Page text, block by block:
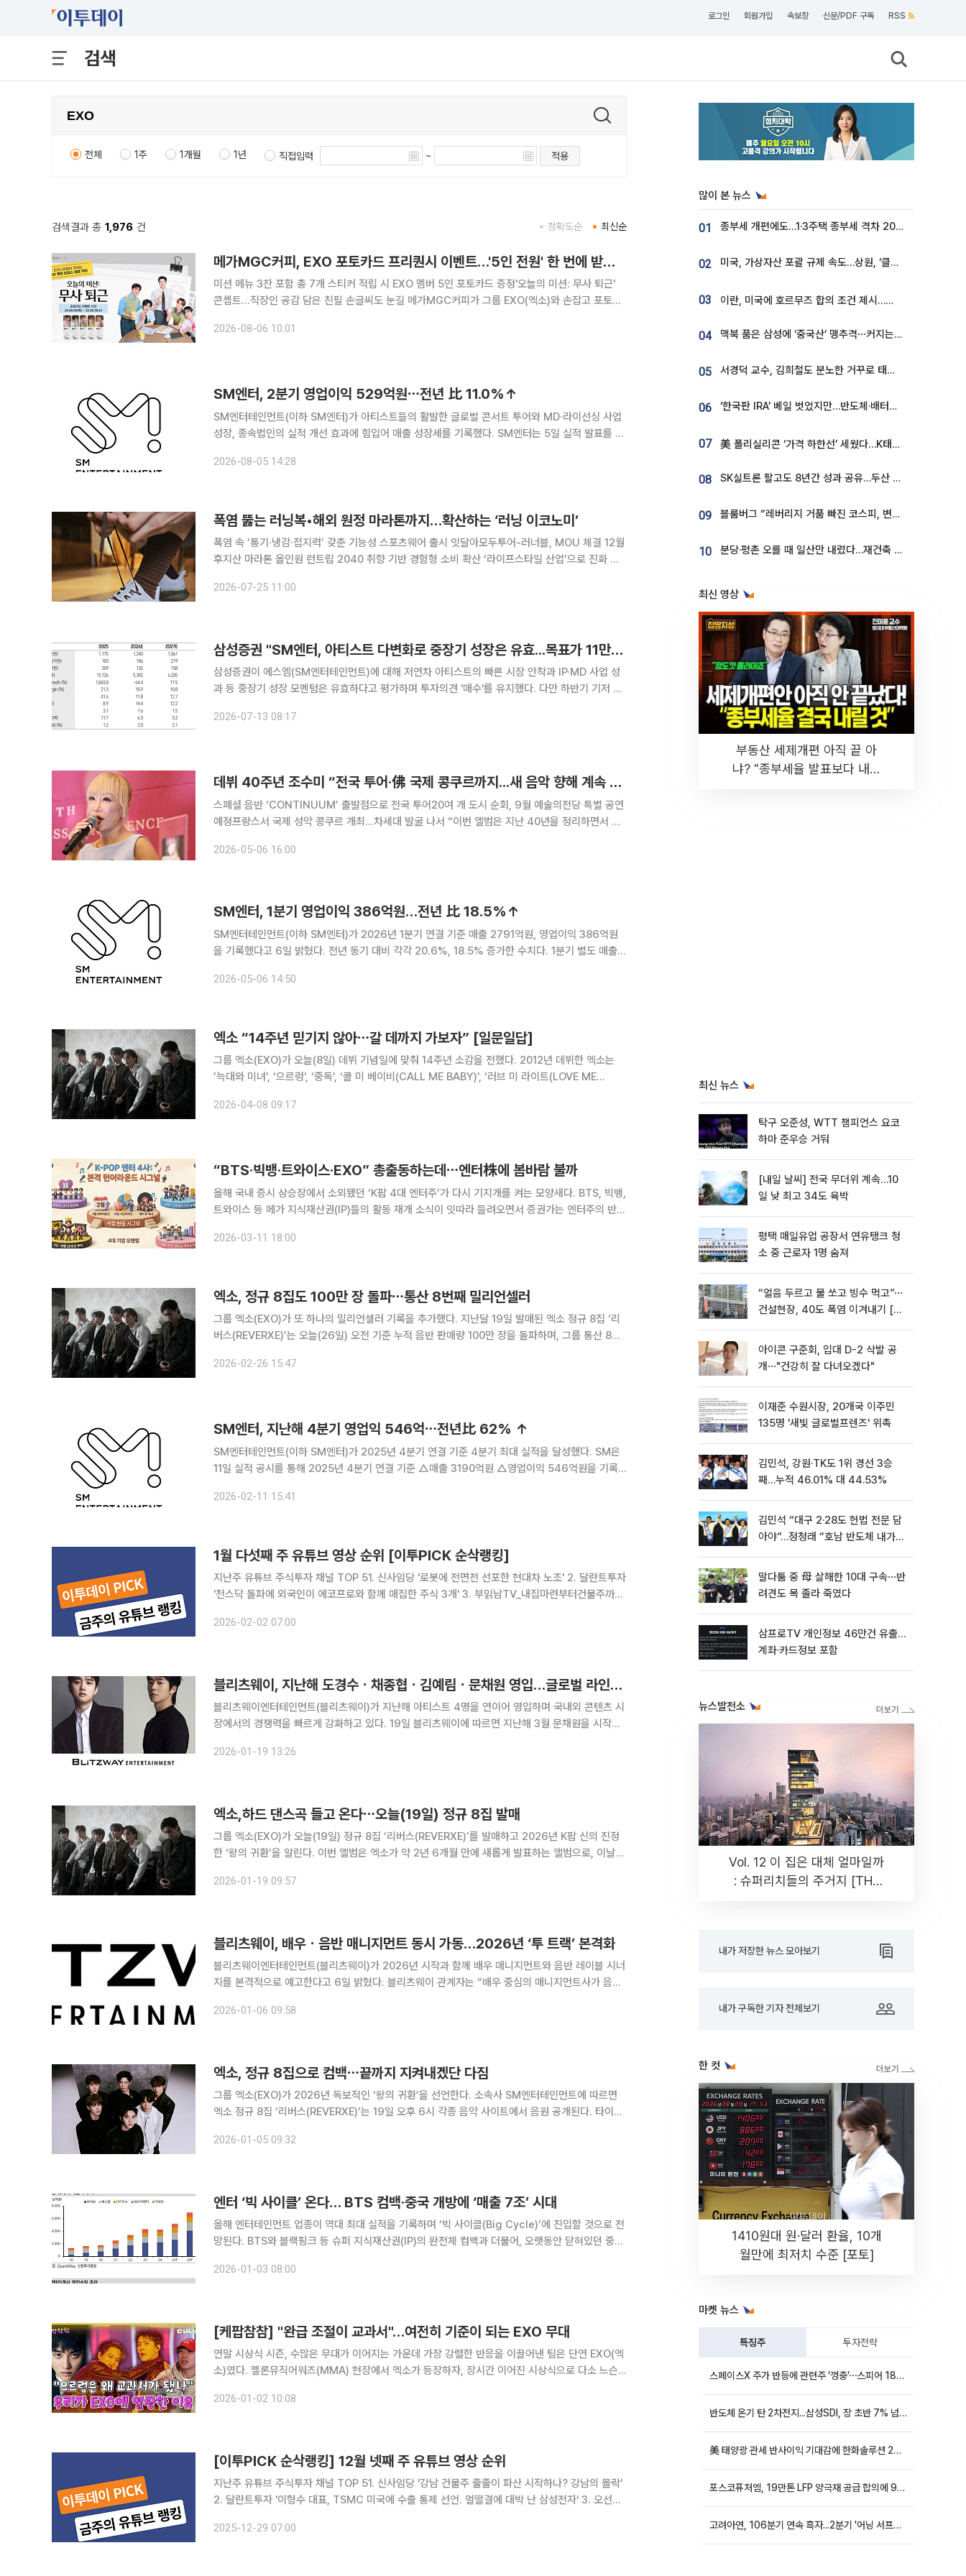
로그인 회원가입 속보창 신문/PDF 구독 RSS
검색
전체 1주 1개월 1년 직접입력 ~ 적용
검색결과 총 1,976 건 최신순
정확도순
메가MGC커피, EXO 포토카드 프리퀀시 이벤트…'5인 전원' 한 번에 받는다
미션 메뉴 3잔 포함 총 7개 스티커 적립 시 EXO 멤버 5인 포토카드 증정'오늘의 미션: 무사 퇴근'
콘셉트…직장인 공감 담은 친필 손글씨도 눈길 메가MGC커피가 그룹 EXO(엑소)와 손잡고 포토카
션: 무사 퇴근' 포토카드 프리퀀시 이벤트를 진행한다고 밝
2026-08-06 10:01
SM엔터, 2분기 영업이익 529억원⋯전년 比 11.0%↑
SM엔터테인먼트(이하 SM엔터)가 아티스트들의 활발한 글로벌 콘서트 투어와 MD·라이선싱 사업
성장, 종속법인의 실적 개선 효과에 힘입어 매출 성장세를 기록했다. SM엔터는 5일 실적 발표를 통
2026-08-05 14:28
폭염 뚫는 러닝복•해외 원정 마라톤까지…확산하는 ‘러닝 이코노미’
폭염 속 ‘통기·냉감·접지력’ 갖춘 기능성 스포츠웨어 출시 잇달아모두투어-러너블, MOU 체결 12월
후지산 마라톤 올인원 런트립 2040 취향 기반 경험형 소비 확산 ‘라이프스타일 산업’으로 진화 국
다. 스포츠 브랜드는 폭염에 특화된 기능성 의류와 러닝화를
2026-07-25 11:00
삼성증권 "SM엔터, 아티스트 다변화로 중장기 성장은 유효...목표가 11만4000원 ↓"
삼성증권이 에스엠(SM엔터테인먼트)에 대해 저연차 아티스트의 빠른 시장 안착과 IP·MD 사업 성
과 등 중장기 성장 모멘텀은 유효하다고 평가하며 투자의견 '매수'를 유지했다. 다만 하반기 기저 부
다. 13일 최민하 삼성증권 연구원은 "2분기에는 NCT WIS
2026-07-13 08:17
데뷔 40주년 조수미 “전국 투어·佛 국제 콩쿠르까지...새 음악 향해 계속 도전하고 파”[현장]
스페셜 음반 ‘CONTINUUM’ 출발점으로 전국 투어20여 개 도시 순회, 9월 예술의전당 특별 공연
예정프랑스서 국제 성악 콩쿠르 개최…차세대 발굴 나서 “이번 앨범은 지난 40년을 정리하면서 동
회에서 “40년이라는 세월을 돌아보면서 저 자신에게 ‘정
2026-05-06 16:00
SM엔터, 1분기 영업이익 386억원…전년 比 18.5%↑
SM엔터테인먼트(이하 SM엔터)가 2026년 1분기 연결 기준 매출 2791억원, 영업이익 386억원
을 기록했다고 6일 밝혔다. 전년 동기 대비 각각 20.6%, 18.5% 증가한 수치다. 1분기 별도 매출은
라이선싱 매출은 20.3% 증가했다.
2026-05-06 14:50
엑소 “14주년 믿기지 않아⋯갈 데까지 가보자” [일문일답]
그룹 엑소(EXO)가 오늘(8일) 데뷔 기념일에 맞춰 14주년 소감을 전했다. 2012년 데뷔한 엑소는
‘늑대와 미녀’, ‘으르렁’, ‘중독’, ‘콜 미 베이비(CALL ME BABY)’, ‘러브 미 라이트(LOVE ME
께
2026-04-08 09:17
“BTS·빅뱅·트와이스·EXO” 총출동하는데⋯엔터株에 봄바람 불까
올해 국내 증시 상승장에서 소외됐던 ‘K팝 4대 엔터주’가 다시 기지개를 켜는 모양새다. BTS, 빅뱅,
트와이스 등 메가 지식재산권(IP)들의 활동 재개 소식이 잇따라 들려오면서 증권가는 엔터주의 반등
발표하면서 전 거래일 대비 3.35% 상승 마감했다.
2026-03-11 18:00
엑소, 정규 8집도 100만 장 돌파⋯통산 8번째 밀리언셀러
그룹 엑소(EXO)가 또 하나의 밀리언셀러 기록을 추가했다. 지난달 19일 발매된 엑소 정규 8집 ‘리
버스(REVERXE)’는 오늘(26일) 오전 기준 누적 음반 판매량 100만 장을 돌파하며, 그룹 통산 8번
Hug)’로 첫 밀리언셀러에 등극한 이후
2026-02-26 15:47
SM엔터, 지난해 4분기 영업익 546억⋯전년比 62% ↑
SM엔터테인먼트(이하 SM엔터)가 2025년 4분기 연결 기준 4분기 최대 실적을 달성했다. SM은
11일 실적 공시를 통해 2025년 4분기 연결 기준 △매출 3190억원 △영업이익 546억원을 기록
17.1%로 전년동기 대비 4.8%포인트(P) 상
2026-02-11 15:41
1월 다섯째 주 유튜브 영상 순위 [이투PICK 순삭랭킹]
지난주 유튜브 주식투자 채널 TOP 51. 신사임당 '로봇에 전면전 선포한 현대차 노조' 2. 달란트투자
'천스닥 돌파에 외국인이 에코프로와 함께 매집한 주식 3개' 3. 부읽남TV_내집마련부터건물주까지
세 25% 즉각 인상" 선전포고' 5. 경제 원탑
2026-02-02 07:00
블리츠웨이, 지난해 도경수ㆍ채종협ㆍ김예림ㆍ문채원 영입…글로벌 라인업 강화
블리츠웨이엔터테인먼트(블리츠웨이)가 지난해 아티스트 4명을 연이어 영입하며 국내외 콘텐츠 시
장에서의 경쟁력을 빠르게 강화하고 있다. 19일 블리츠웨이에 따르면 지난해 3월 문채원을 시작으
2026-01-19 13:26
엑소,하드 댄스곡 들고 온다⋯오늘(19일) 정규 8집 발매
그룹 엑소(EXO)가 오늘(19일) 정규 8집 ‘리버스(REVERXE)’를 발매하고 2026년 K팝 신의 진정
한 ‘왕의 귀환’을 알린다. 이번 앨범은 엑소가 약 2년 6개월 만에 새롭게 발표하는 앨범으로, 이날
튜브 채널 ‘SMTOWN’을 통해 동시에
2026-01-19 09:57
블리츠웨이, 배우ㆍ음반 매니지먼트 동시 가동…2026년 ‘투 트랙’ 본격화
블리츠웨이엔터테인먼트(블리츠웨이)가 2026년 시작과 함께 배우 매니지먼트와 음반 레이블 시너
지를 본격적으로 예고한다고 6일 밝혔다. 블리츠웨이 관계자는 “배우 중심의 매니지먼트사가 음악
내 주요 대형 기획사들이 가요 사업을 기반으로 아이돌 지식재산권(IP
2026-01-06 09:58
엑소, 정규 8집으로 컴백⋯끝까지 지켜내겠단 다짐
그룹 엑소(EXO)가 2026년 독보적인 ‘왕의 귀환’을 선언한다. 소속사 SM엔터테인먼트에 따르면
엑소 정규 8집 ‘리버스(REVERXE)’는 19일 오후 6시 각종 음악 사이트에서 음원 공개된다. 타이틀
Up)’을 포함한 총 9곡이 수록
2026-01-05 09:32
엔터 ‘빅 사이클’ 온다… BTS 컴백·중국 개방에 ‘매출 7조’ 시대
올해 엔터테인먼트 업종이 역대 최대 실적을 기록하며 ‘빅 사이클(Big Cycle)’에 진입할 것으로 전
망된다. BTS와 블랙핑크 등 슈퍼 지식재산권(IP)의 완전체 컴백과 더불어, 오랫동안 닫혀있던 중국
자업계에 따르면 지인해 신한투자증권 연구위원은 보고서
2026-01-03 08:00
[케팝참참] "완급 조절이 교과서"…여전히 기준이 되는 EXO 무대
연말 시상식 시즌, 수많은 무대가 이어지는 가운데 가장 강렬한 반응을 이끌어낸 팀은 단연 EXO(엑
소)였다. 멜론뮤직어워즈(MMA) 현장에서 엑소가 등장하자, 장시간 이어진 시상식으로 다소 느슨
2026-01-02 10:08
[이투PICK 순삭랭킹] 12월 넷째 주 유튜브 영상 순위
지난주 유튜브 주식투자 채널 TOP 51. 신사임당 '강남 건물주 줄줄이 파산 시작하나? 강남의 몰락'
2. 달란트투자 '이형수 대표, TSMC 미국에 수출 통제 선언. 얼떨결에 대박 난 삼성전자' 3. 오선의
마련부터건물주까지 '김학렬 소장,
2025-12-29 07:00
많이 본 뉴스
01 종부세 개편에도…1·3주택 종부세 격차 2028년부터 확대
02 미국, 가상자산 포괄 규제 속도…상원, ‘클래리티법’ 9월 절차투표 추진
03 이란, 미국에 호르무즈 합의 조건 제시…美 “경기 아직 안 끝나” [종합]
04 맥북 품은 삼성에 ‘중국산’ 맹추격⋯커지는 노트북 OLED 시장
05 서경덕 교수, 김희철도 분노한 거꾸로 태극기⋯"엉터리는 아냐, 아쉬울 뿐"
06 ‘한국판 IRA’ 베일 벗었지만…반도체·배터리 업계 “시행령이 관건”
07 美 폴리실리콘 ‘가격 하한선’ 세웠다…K태양광 수혜 기대
08 SK실트론 팔고도 8년간 성과 공유…두산 인수대금 2.3조가 끝 아냐
09 블룸버그 “레버리지 거품 빠진 코스피, 변동성 최악 국면 지났을 가능성”
10 분당·평촌 오를 때 일산만 내렸다…재건축 기대감도 ‘무색’
최신 영상
부동산 세제개편 아직 끝 아
냐? "종부세율 발표보다 내릴
최신 뉴스
탁구 오준성, WTT 챔피언스 요코
하마 준우승 거둬
[내일 날씨] 전국 무더위 계속…10
일 낮 최고 34도 육박
평택 매일유업 공장서 연유탱크 청
소 중 근로자 1명 숨져
“얼음 두르고 물 쏘고 빙수 먹고”⋯
건설현장, 40도 폭염 이겨내기 [르
아이콘 구준회, 입대 D-2 삭발 공
개⋯"건강히 잘 다녀오겠다"
이재준 수원시장, 20개국 이주민
135명 '새빛 글로벌프렌즈' 위촉
김민석, 강원·TK도 1위 경선 3승
째…누적 46.01% 대 44.53%
김민석 “대구 2·28도 헌법 전문 담
아야”…정청래 “호남 반도체 내가
말다툼 중 母 살해한 10대 구속⋯반
려견도 목 졸라 죽였다
삼프로TV 개인정보 46만건 유출…
계좌·카드정보 포함
뉴스발전소
Vol. 12 이 집은 대체 얼마일까
: 슈퍼리치들의 주거지 [THE
내가 저장한 뉴스 모아보기
내가 구독한 기자 전체보기
한 컷
1410원대 원·달러 환율, 10개
월만에 최저치 수준 [포토]
마켓 뉴스
특징주 투자전략
스페이스X 주가 반등에 관련주 ‘껑충’⋯스피어 18%ㆍ에이치브이엠 12%↑
반도체 온기 탄 2차전지...삼성SDI, 장 초반 7% 넘게 껑충
美 태양광 관세 반사이익 기대감에 한화솔루션 20%대·OCI홀딩스 14%대 급등
포스코퓨처엠, 19만톤 LFP 양극재 공급 합의에 9%대 강세
고려아연, 106분기 연속 흑자...2분기 '어닝 서프라이즈'에 장 초반 12%대 강세